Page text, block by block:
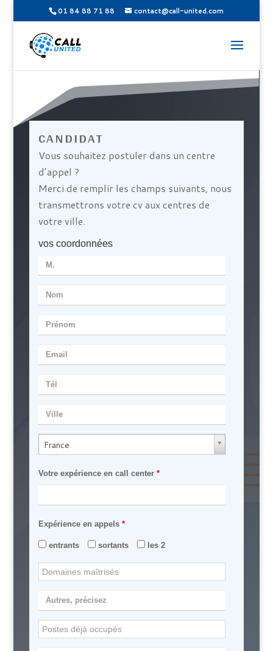
01 84 88 71 88 contact@call-united.com
CANDIDAT
Vous souhaitez postuler dans un centre
d’appel ?
Merci de remplir les champs suivants, nous
transmettrons votre cv aux centres de
votre ville.
vos coordonnées
civilité
Nom
Prénom
Email
Tél
Ville
Pays
France
s
Votre expérience en call center *
Expérience en appels *
entrants sortants les 2
Domaines
Domaines maîtrisés
Autre
Postes
Postes déjà occupés